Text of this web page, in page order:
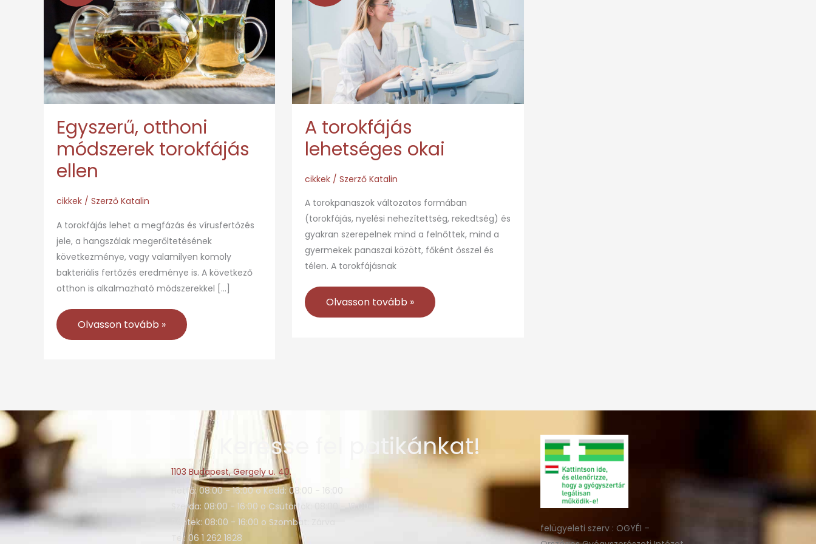
Egyszerű, otthoni
módszerek torokfájás
ellen
cikkek / Szerző Katalin
A torokfájás lehet a megfázás és vírusfertőzés
jele, a hangszálak megerőltetésének
következménye, vagy valamilyen komoly
bakteriális fertőzés eredménye is. A következő
otthon is alkalmazható módszerekkel […]
módszerek
torokfájás
ellen
Olvasson tovább »
A torokfájás
lehetséges okai
cikkek / SzerzőKatalin
A torokpanaszok változatos formában
(torokfájás, nyelési nehezítettség, rekedtség) és
gyakran szerepelnek mind a felnőttek, mind a
gyermekek panaszai között, főként ősszel és
télen. A torokfájásnak
lehetséges
Olvasson tovább »
Keresse fel patikánkat!
1103 Budapest, Gergely u. 40.
Hétfő: 08:00 - 16:00 o Kedd: 08:00 - 16:00
Szerda: 08:00 - 16:00 o Csütörtök: 08:00 - 16:00
Péntek: 08:00 - 16:00 o Szombat: Zárva
Tel: 06 1 262 1828
felügyeleti szerv : OGYÉI –